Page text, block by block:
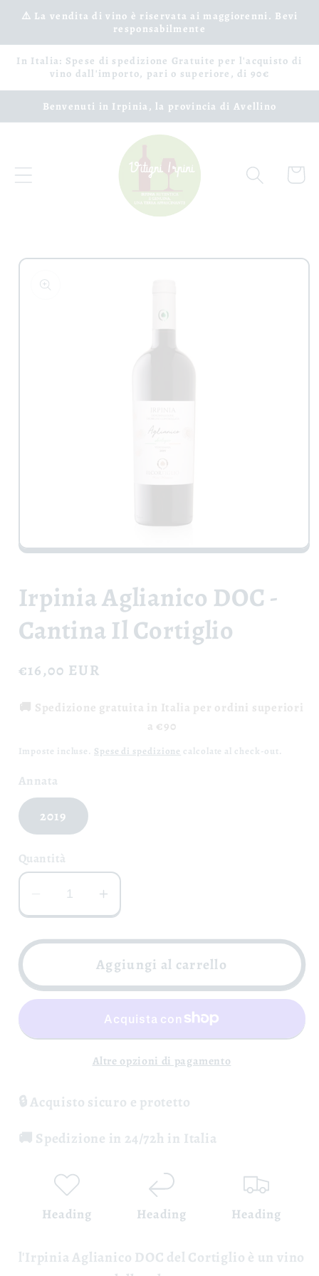
Vai
direttamente
⚠️ La vendita di vino è riservata ai maggiorenni. Bevi
responsabilmente
In Italia: Spese di spedizione Gratuite per l'acquisto di
vino dall'importo, pari o superiore, di 90€
Benvenuti in Irpinia, la provincia di Avellino
Carrello
Passa alle
informazioni
sul prodotto
Apri
in
finestra
Irpinia Aglianico DOC -
Cantina Il Cortiglio
Prezzo
listino
€16,00 EUR
🚚 Spedizione gratuita in Italia per ordini superiori
a €90
Imposte incluse. Spese di spedizione calcolate al check-out.
Annata
2019
Quantità
Diminuisci
quantità
per
Aglianico
DOC
Cantina
Aumenta
quantità
per
Irpinia
DOC
-
Cantina
Il
Aggiungi al carrello
Altre opzioni di pagamento
🔒 Acquisto sicuro e protetto
🚚 Spedizione in 24/72h in Italia
Heading Heading Heading
l'Irpinia Aglianico DOC del Cortiglio è un vino